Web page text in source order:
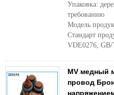
Упаковка:
требованию
Модель
Стандарт
VDE0276,
MV медный
провод